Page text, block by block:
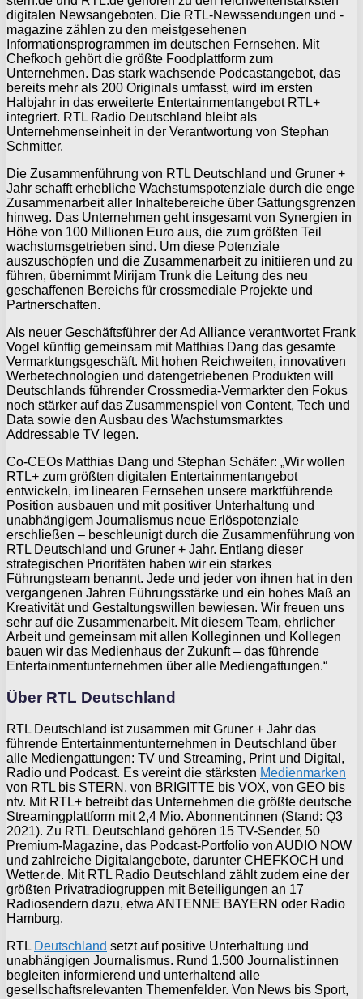
digitalen Newsangeboten. Die RTL-Newssendungen und -
magazine zählen zu den meistgesehenen
Informationsprogrammen im deutschen Fernsehen. Mit
Chefkoch gehört die größte Foodplattform zum
Unternehmen. Das stark wachsende Podcastangebot, das
bereits mehr als 200 Originals umfasst, wird im ersten
Halbjahr in das erweiterte Entertainmentangebot RTL+
integriert. RTL Radio Deutschland bleibt als
Unternehmenseinheit in der Verantwortung von Stephan
Schmitter.
Die Zusammenführung von RTL Deutschland und Gruner +
Jahr schafft erhebliche Wachstumspotenziale durch die enge
Zusammenarbeit aller Inhaltebereiche über Gattungsgrenzen
hinweg. Das Unternehmen geht insgesamt von Synergien in
Höhe von 100 Millionen Euro aus, die zum größten Teil
wachstumsgetrieben sind. Um diese Potenziale
auszuschöpfen und die Zusammenarbeit zu initiieren und zu
führen, übernimmt Mirijam Trunk die Leitung des neu
geschaffenen Bereichs für crossmediale Projekte und
Partnerschaften.
Als neuer Geschäftsführer der Ad Alliance verantwortet Frank
Vogel künftig gemeinsam mit Matthias Dang das gesamte
Vermarktungsgeschäft. Mit hohen Reichweiten, innovativen
Werbetechnologien und datengetriebenen Produkten will
Deutschlands führender Crossmedia-Vermarkter den Fokus
noch stärker auf das Zusammenspiel von Content, Tech und
Data sowie den Ausbau des Wachstumsmarktes
Addressable TV legen.
Co-CEOs Matthias Dang und Stephan Schäfer: „Wir wollen
RTL+ zum größten digitalen Entertainmentangebot
entwickeln, im linearen Fernsehen unsere marktführende
Position ausbauen und mit positiver Unterhaltung und
unabhängigem Journalismus neue Erlöspotenziale
erschließen – beschleunigt durch die Zusammenführung von
RTL Deutschland und Gruner + Jahr. Entlang dieser
strategischen Prioritäten haben wir ein starkes
Führungsteam benannt. Jede und jeder von ihnen hat in den
vergangenen Jahren Führungsstärke und ein hohes Maß an
Kreativität und Gestaltungswillen bewiesen. Wir freuen uns
sehr auf die Zusammenarbeit. Mit diesem Team, ehrlicher
Arbeit und gemeinsam mit allen Kolleginnen und Kollegen
bauen wir das Medienhaus der Zukunft – das führende
Entertainmentunternehmen über alle Mediengattungen.“
Über RTL Deutschland
RTL Deutschland ist zusammen mit Gruner + Jahr das
führende Entertainmentunternehmen in Deutschland über
alle Mediengattungen: TV und Streaming, Print und Digital,
Radio und Podcast. Es vereint die stärksten Medienmarken
von RTL bis STERN, von BRIGITTE bis VOX, von GEO bis
ntv. Mit RTL+ betreibt das Unternehmen die größte deutsche
Streamingplattform mit 2,4 Mio. Abonnent:innen (Stand: Q3
2021). Zu RTL Deutschland gehören 15 TV-Sender, 50
Premium-Magazine, das Podcast-Portfolio von AUDIO NOW
und zahlreiche Digitalangebote, darunter CHEFKOCH und
Wetter.de. Mit RTL Radio Deutschland zählt zudem eine der
größten Privatradiogruppen mit Beteiligungen an 17
Radiosendern dazu, etwa ANTENNE BAYERN oder Radio
Hamburg.
RTL Deutschland setzt auf positive Unterhaltung und
unabhängigen Journalismus. Rund 1.500 Journalist:innen
begleiten informierend und unterhaltend alle
gesellschaftsrelevanten Themenfelder. Von News bis Sport,